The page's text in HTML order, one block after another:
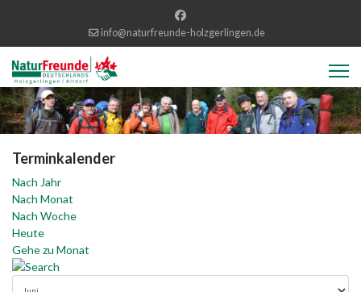
info@naturfreunde-holzgerlingen.de
Terminkalender
Nach Jahr
Nach Monat
Nach Woche
Heute
Gehe zu Monat